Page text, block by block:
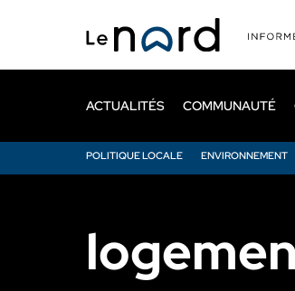
principal
ACTUALITÉS
POLITIQUE LOCALE ENVIRONNEMENT
COMMUNAUTÉ